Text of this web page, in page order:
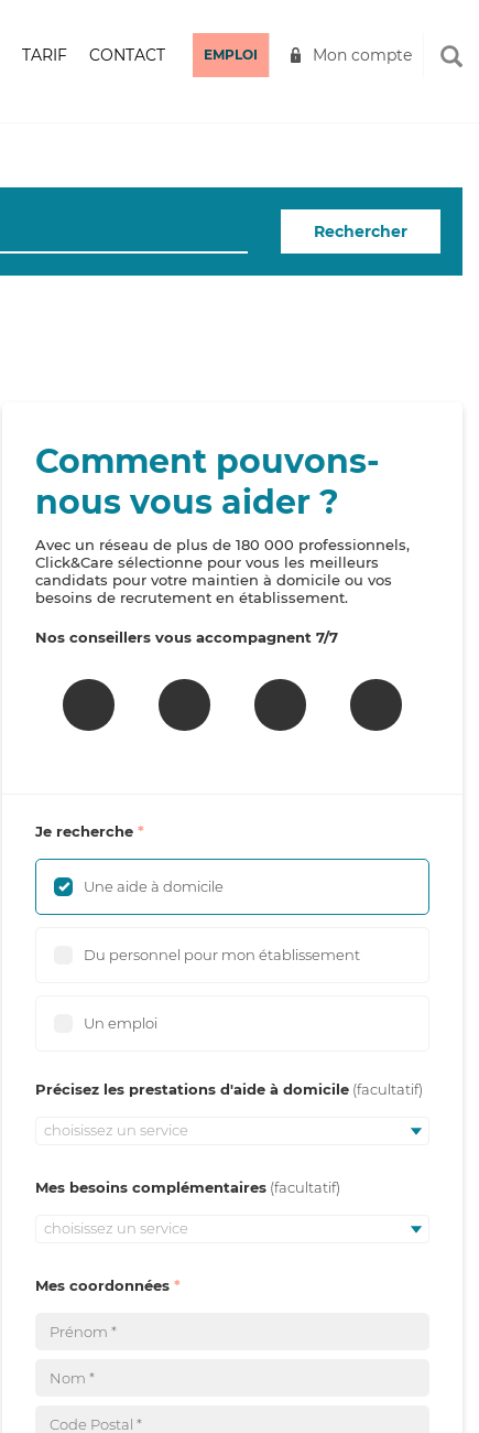
TARIF CONTACT EMPLOI Mon compte
Rechercher
Comment pouvons-
nous vous aider ?
Avec un réseau de plus de 180 000 professionnels,
Click&Care sélectionne pour vous les meilleurs
candidats pour votre maintien à domicile ou vos
besoins de recrutement en établissement.
Nos conseillers vous accompagnent 7/7
Je recherche
Une aide à domicile
Du personnel pour mon établissement
Un emploi
Précisez les prestations d'aide à domicile
choisissez un service
Mes besoins complémentaires
choisissez un service
Mes coordonnées